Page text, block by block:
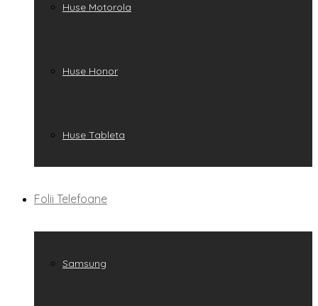
Huse Motorola
Huse Honor
Huse Tableta
Folii Telefoane
Samsung